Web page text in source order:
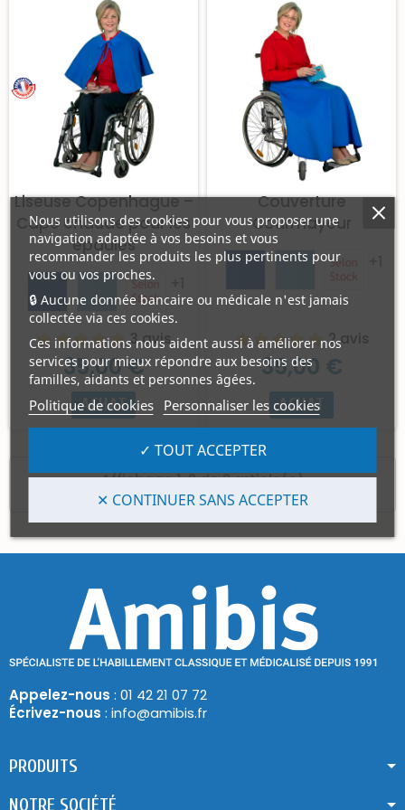
Liseuse Copenhague –
Cape chaude pour les
épaules
3 avis
35,00 €
ACHAT
Couverture
Courmayeur
2 avis
35,00 €
ACHAT
Affichage 1-2 de 2 article(s)
Appelez-nous : 01 42 21 07 72
Écrivez-nous : info@amibis.fr
PRODUITS
NOTRE SOCIÉTÉ
Nous utilisons des cookies pour vous proposer une
navigation adaptée à vos besoins et vous
recommander les produits les plus pertinents pour
vous ou vos proches.
🔒 Aucune donnée bancaire ou médicale n'est jamais
collectée via ces cookies.
Ces informations nous aident aussi à améliorer nos
services pour mieux répondre aux besoins des
familles, aidants et personnes âgées.
Politique de cookies Personnaliser les cookies
✕ CONTINUER SANS ACCEPTER
✓ TOUT ACCEPTER